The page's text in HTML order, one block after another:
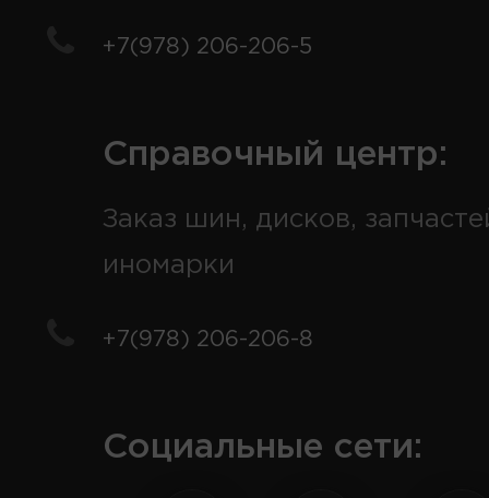
+7(978) 206-206-5
Справочный центр:
Заказ шин, дисков,
иномарки
+7(978) 206-206-8
Социальные сети: